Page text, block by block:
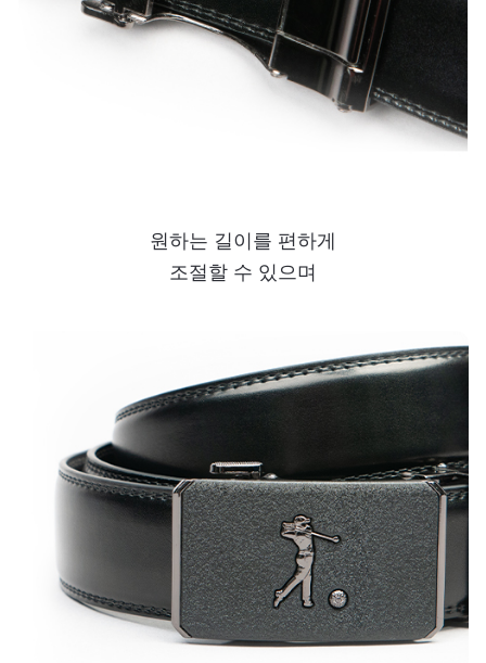
원하는 길이를 편하게
조절할 수 있으며